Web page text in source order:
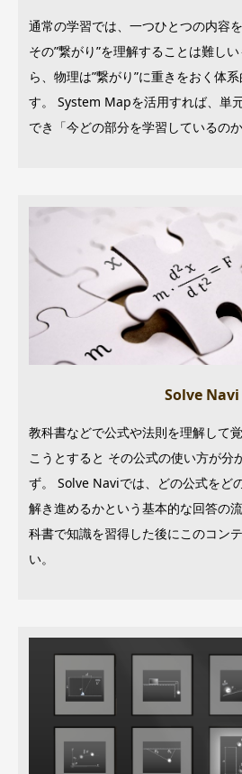
通常の学習では、一つひとつの内容
その”繋がり”を理解することは難し
ら、物理は”繋がり”に重きをおく体
す。 System Mapを活用すれば、単
でき「今どの部分を学習しているの
Solve Navi
教科書などで公式や法則を理解して
こうとすると その公式の使い方が分
ず。 Solve Naviでは、どの公式をど
解き進めるかという基本的な回答の
科書で知識を習得した後にこのコン
い。